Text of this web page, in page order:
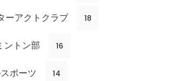
ーアクトクラブ 18
ントン部 16
ポーツ 14